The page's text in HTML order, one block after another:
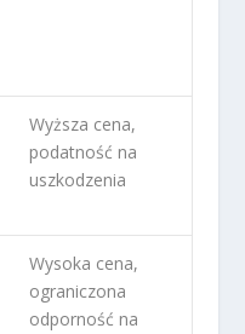
Wyższa cena,
podatność na
uszkodzenia
Wysoka cena,
ograniczona
odporność na